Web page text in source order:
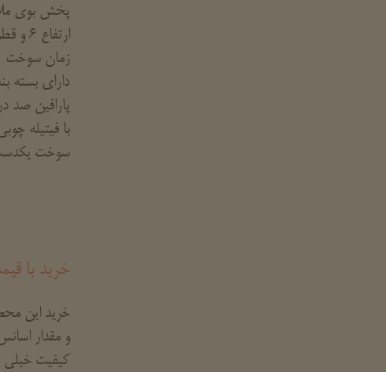
پخش بوی
ارتفاع 6 و قطر 7
زمان سوخت 30 ساعت
دارای بسته
پارافین صد
با فیتیله
سوخت
خرید با
خرید این
و مقدار
کیفیت خیلی